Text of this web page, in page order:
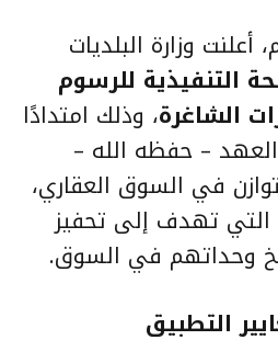
وزارة البلديات
التنفيذية للرسوم
الشاغرة، وذلك امتدادًا
– حفظه الله –
في السوق العقاري،
تهدف إلى تحفيز
وحداتهم في السوق.
التطبيق